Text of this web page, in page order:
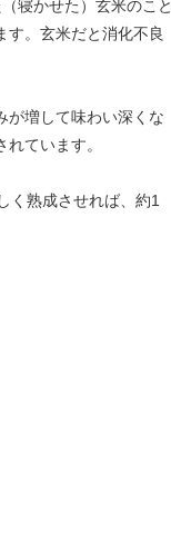
寝かせた）玄米のこと
す。玄米だと消化不良
が増して味わい深くな
ています。
く熟成させれば、約1